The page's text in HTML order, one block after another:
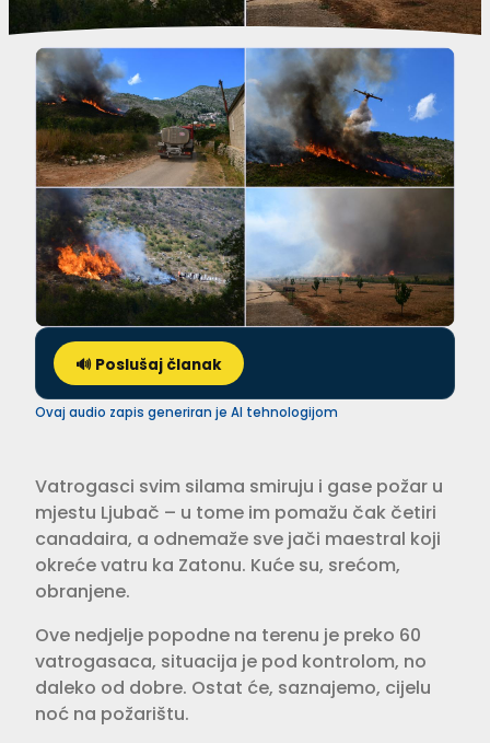
🔊 Poslušaj članak
Ovaj audio zapis generiran je AI tehnologijom
Vatrogasci svim silama smiruju i gase požar u
mjestu Ljubač – u tome im pomažu čak četiri
canadaira, a odnemaže sve jači maestral koji
okreće vatru ka Zatonu. Kuće su, srećom,
obranjene.
Ove nedjelje popodne na terenu je preko 60
vatrogasaca, situacija je pod kontrolom, no
daleko od dobre. Ostat će, saznajemo, cijelu
noć na požarištu.